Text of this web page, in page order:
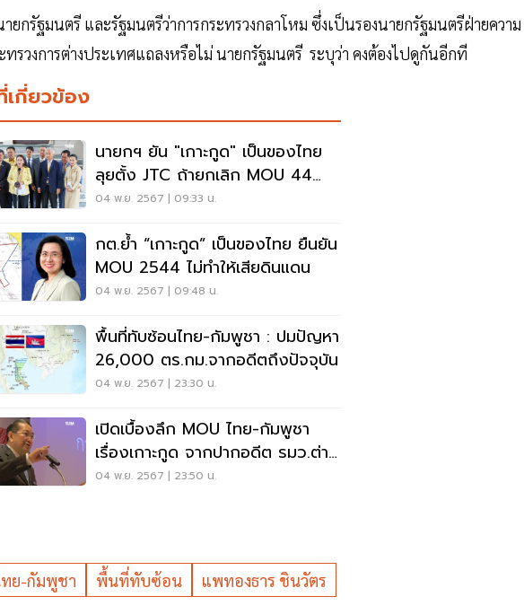
ยกรัฐมนตรี และรัฐมนตรีว่าการกระทรวงกลาโหม ซึ่งเป็นรองนายกรัฐมนตรีฝ่ายความ
รวงการต่างประเทศแถลงหรือไม่ นายกรัฐมนตรี ระบุว่า คงต้องไปดูกันอีกที
เกี่ยวข้อง
นายกฯ ยัน "เกาะกูด" เป็นของไทย
ลุยตั้ง JTC ถ้ายกเลิก MOU 44
ต้องเจรจา
04 พ.ย. 2567 | 09:33 น.
กต.ย้ำ “เกาะกูด” เป็นของไทย ยืนยัน
MOU 2544 ไม่ทำให้เสียดินแดน
04 พ.ย. 2567 | 09:48 น.
พื้นที่ทับซ้อนไทย-กัมพูชา : ปมปัญหา
26,000 ตร.กม.จากอดีตถึงปัจจุบัน
04 พ.ย. 2567 | 23:30 น.
เปิดเบื้องลึก MOU ไทย-กัมพูชา
เรื่องเกาะกูด จากปากอดีต รมว.ต่าง
ประเทศ
04 พ.ย. 2567 | 23:50 น.
ย-กัมพูชา พื้นที่ทับซ้อน แพทองธาร ชินวัตร